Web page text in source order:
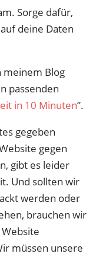
Sorge dafür,
deine Daten
meinem Blog
passenden
in 10 Minuten”.
gegeben
gegen
gibt es leider
Und sollten wir
werden oder
brauchen wir
müssen unsere